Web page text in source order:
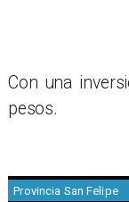
​Con una
pesos.
Provincia San Felipe